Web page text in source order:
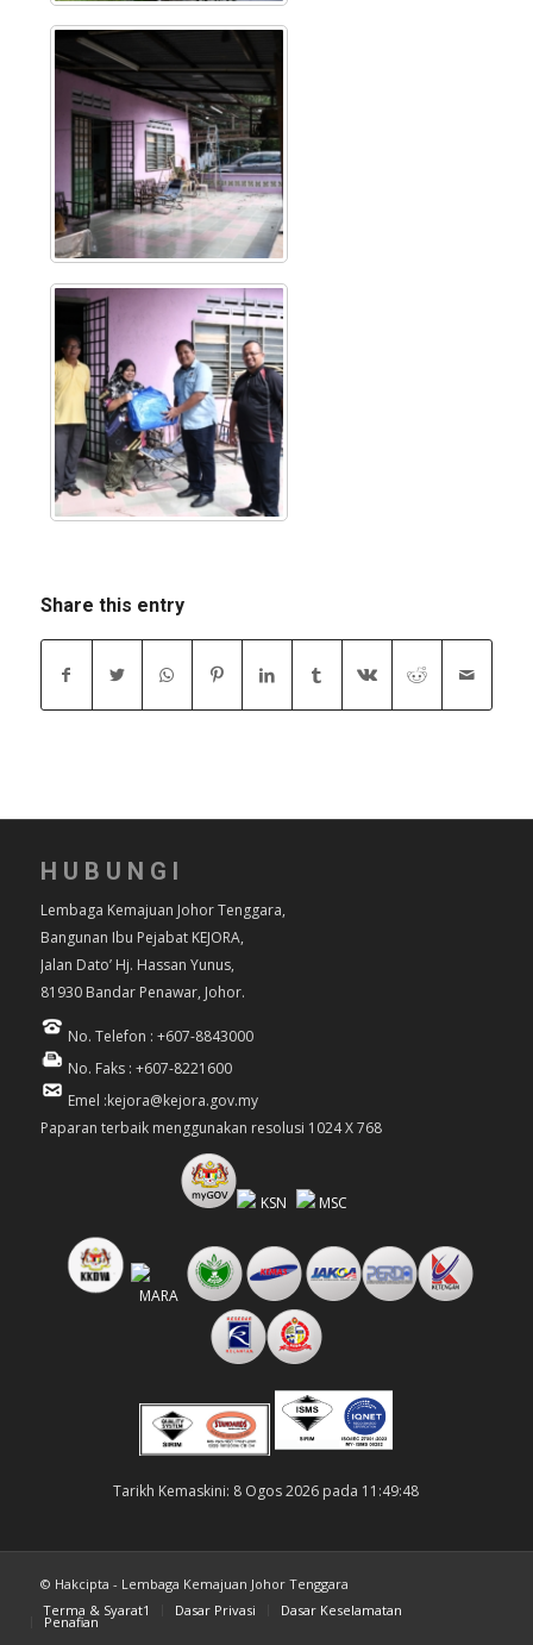
Share this entry
HUBUNGI
Lembaga Kemajuan Johor Tenggara,
Bangunan Ibu Pejabat KEJORA,
Jalan Dato’ Hj. Hassan Yunus,
81930 Bandar Penawar, Johor.
No. Telefon : +607-8843000
No. Faks : +607-8221600
Emel :kejora@kejora.gov.my
Paparan terbaik menggunakan resolusi 1024 X 768
Tarikh Kemaskini: 8 Ogos 2026 pada 11:49:48
© Hakcipta - Lembaga Kemajuan Johor Tenggara
Terma & Syarat1
Dasar Privasi Dasar Keselamatan
Penafian